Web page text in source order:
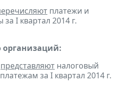
платежи и
за I квартал 2014 г.
организаций:
представляют налоговый
за I квартал 2014 г.